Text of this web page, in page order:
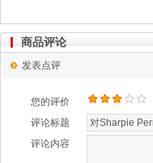
商品评论
发表点评
您的评价
评论标题
评论内容